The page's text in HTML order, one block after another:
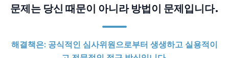
문제는 당신 때문이 아니라 방법이 문제입니다.
해결책은: 공식적인 심사위원으로부터 생생하고 실용적이